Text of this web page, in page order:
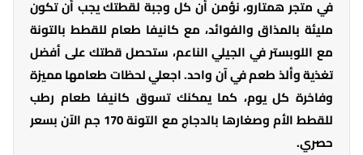
في متجر همتارو، نؤمن أن كل وجبة لقطتك يجب أن تكون
مليئة بالمذاق والفوائد، مع كانيفا طعام للقطط بالتونة
مع اللوبستر في الجيلي الناعم، ستحصل قطتك على أفضل
تغذية وألذ طعم في آن واحد. اجعلي لحظات طعامها مميزة
وفاخرة كل يوم، كما يمكنك تسوق كانيفا طعام رطب
للقطط الأم وصغارها بالدجاج مع التونة 170 جم الآن بسعر
حصري.